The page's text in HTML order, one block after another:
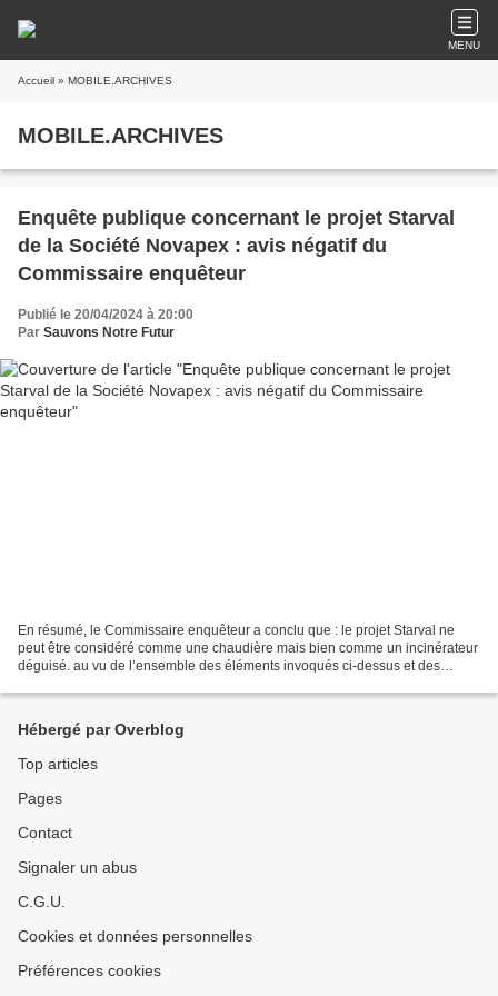
MENU
Accueil » MOBILE.ARCHIVES
MOBILE.ARCHIVES
Enquête publique concernant le projet Starval
de la Société Novapex : avis négatif du
Commissaire enquêteur
Publié le 20/04/2024 à 20:00
Par Sauvons Notre Futur
En résumé, le Commissaire enquêteur a conclu que : le projet Starval ne
peut être considéré comme une chaudière mais bien comme un incinérateur
déguisé. au vu de l’ensemble des éléments invoqués ci-dessus et des
Hébergé par Overblog
Top articles
Pages
Contact
Signaler un abus
C.G.U.
Cookies et données personnelles
Préférences cookies